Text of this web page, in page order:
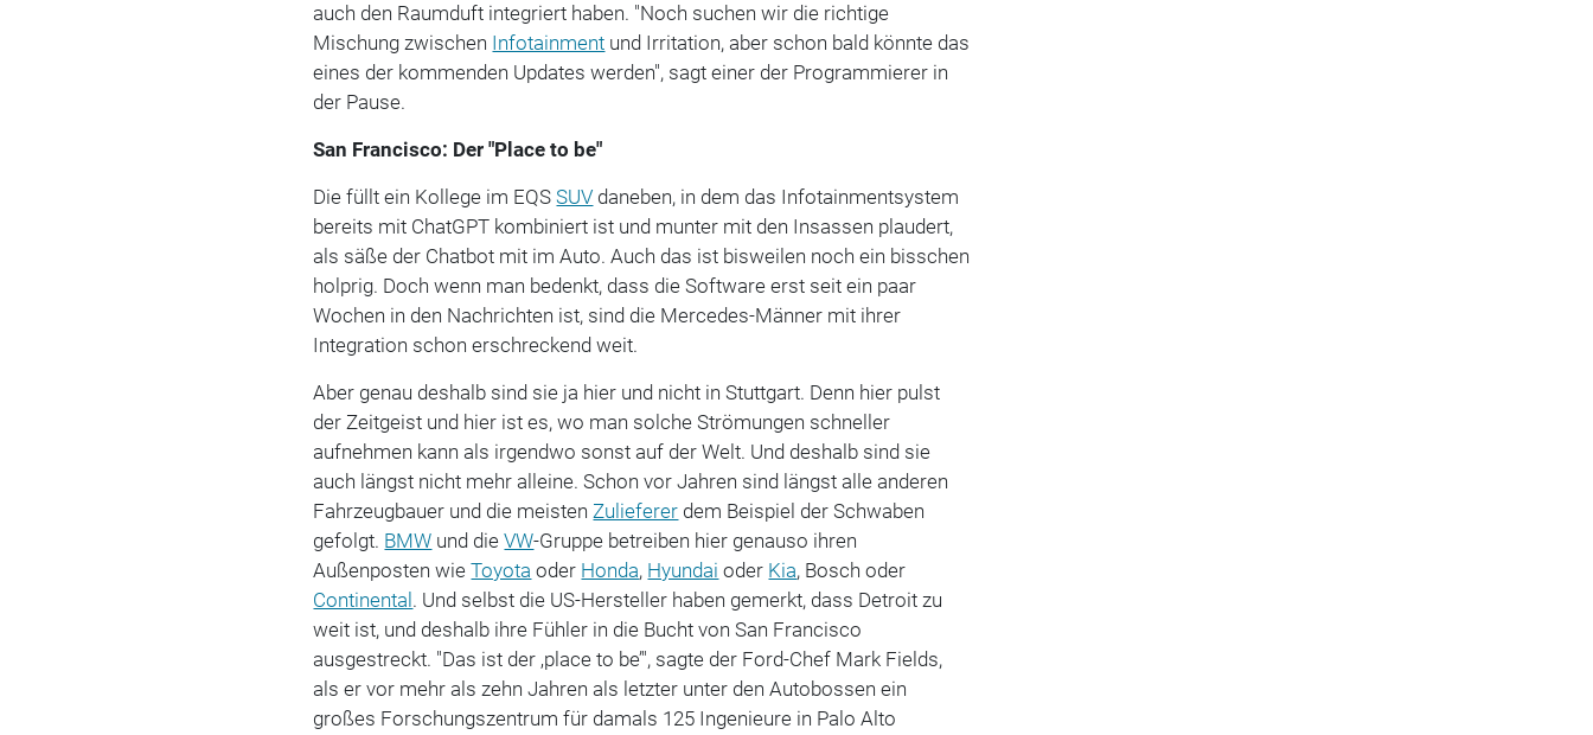
auch den Raumduft integriert haben. "Noch suchen wir die richtige
Mischung zwischen Infotainment und Irritation, aber schon bald könnte das
eines der kommenden Updates werden", sagt einer der Programmierer in
der Pause.
San Francisco: Der "Place to be"
Die füllt ein Kollege im EQSSUV daneben, in dem das Infotainmentsystem
bereits mit ChatGPT kombiniert ist und munter mit den Insassen plaudert,
als säße der Chatbot mit im Auto. Auch das ist bisweilen noch ein bisschen
holprig. Doch wenn man bedenkt, dass die Software erst seit ein paar
Wochen in den Nachrichten ist, sind die Mercedes-Männer mit ihrer
Integration schon erschreckend weit.
Aber genau deshalb sind sie ja hier und nicht in Stuttgart. Denn hier pulst
der Zeitgeist und hier ist es, wo man solche Strömungen schneller
aufnehmen kann als irgendwo sonst auf der Welt. Und deshalb sind sie
auch längst nicht mehr alleine. Schon vor Jahren sind längst alle anderen
Fahrzeugbauer und die meistenZulieferer dem Beispiel der Schwaben
gefolgt. BMW und dieVW-Gruppe betreiben hier genauso ihren
Außenposten wieToyota oder Honda, Hyundai oder Kia, Bosch oder
Continental . Und selbst die US-Hersteller haben gemerkt, dass Detroit zu
weit ist, und deshalb ihre Fühler in die Bucht von San Francisco
ausgestreckt. "Das ist der ‚place to be’", sagte der Ford-Chef Mark Fields,
als er vor mehr als zehn Jahren als letzter unter den Autobossen ein
großes Forschungszentrum für damals 125 Ingenieure in Palo Alto